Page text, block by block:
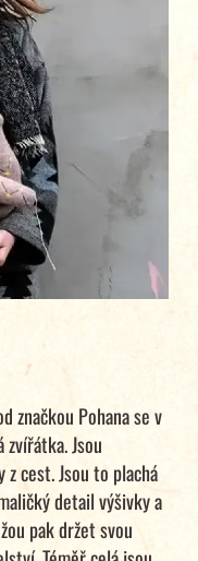
značkou Pohana se v
Jsou
cest. Jsou to plachá
detail výšivky a
pak držet svou